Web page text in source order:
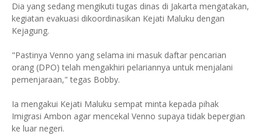
Dia yang sedang mengikuti tugas dinas di Jakarta mengatakan,
kegiatan evakuasi dikoordinasikan Kejati Maluku dengan
Kejagung.
"Pastinya Venno yang selama ini masuk daftar pencarian
orang (DPO) telah mengakhiri pelariannya untuk menjalani
pemenjaraan," tegas Bobby.
Ia mengakui Kejati Maluku sempat minta kepada pihak
Imigrasi Ambon agar mencekal Venno supaya tidak bepergian
ke luar negeri.